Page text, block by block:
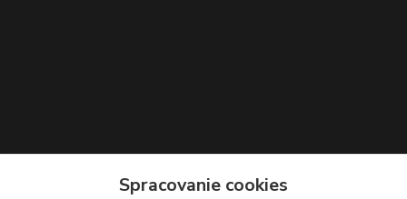
Spracovanie cookies